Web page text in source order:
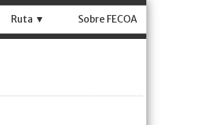
Ruta ▼ Sobre FECOA